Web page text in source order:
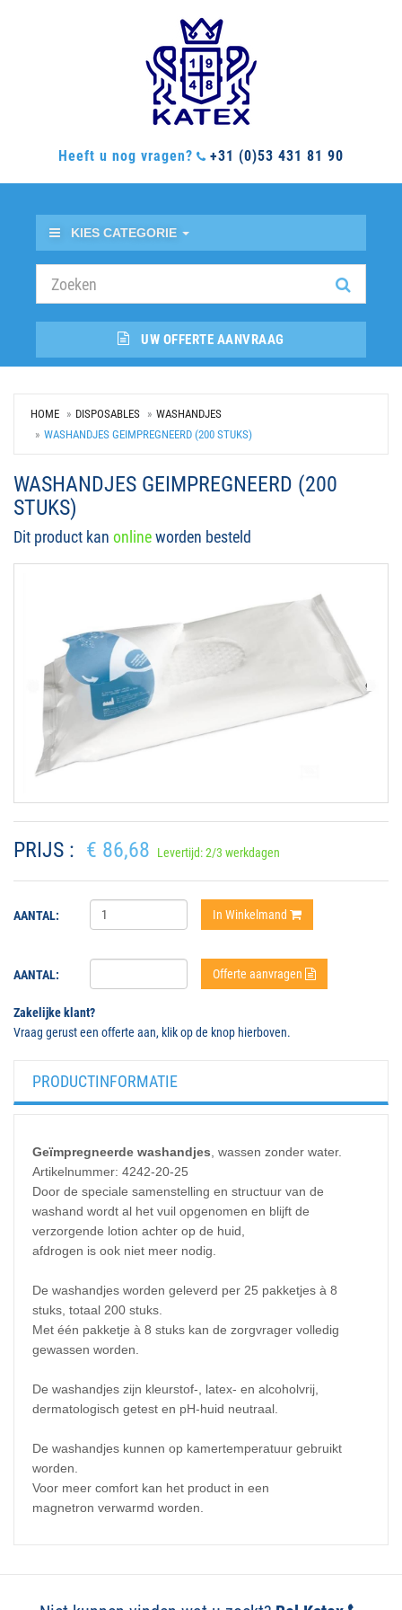
Heeft u nog vragen? +31 (0)53 431 81 90
KIES CATEGORIE
UW OFFERTE AANVRAAG
HOME DISPOSABLES
WASHANDJES
WASHANDJES GEIMPREGNEERD (200 STUKS)
WASHANDJES GEIMPREGNEERD (200
STUKS)
Dit product kan onlineworden besteld
PRIJS : € 86,68 Levertijd: 2/3 werkdagen
AANTAL: In Winkelmand
AANTAL: Offerte aanvragen
Zakelijke klant?
Vraag gerust een offerte aan, klik op de knop hierboven.
PRODUCTINFORMATIE
Geïmpregneerde washandjes , wassen zonder water.
Artikelnummer: 4242-20-25
Door de speciale samenstelling en structuur van de
washand wordt al het vuil opgenomen en blijft de
verzorgende lotion achter op de huid,
afdrogen is ook niet meer nodig.
De washandjes worden geleverd per 25 pakketjes à 8
stuks, totaal 200 stuks.
Met één pakketje à 8 stuks kan de zorgvrager volledig
gewassen worden.
De washandjes zijn kleurstof-, latex- en alcoholvrij,
dermatologisch getest en pH-huid neutraal.
De washandjes kunnen op kamertemperatuur gebruikt
worden.
Voor meer comfort kan het product in een
magnetron verwarmd worden.